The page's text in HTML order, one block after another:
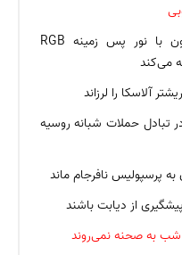
هواوی اولین تلویزیون با نور پس زمینه RGB
زخمی در تبادل حملات شبانه روسیه
به پرسپولیس نافرجام ماند
از دیابت باشند